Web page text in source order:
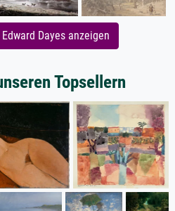
Dayes anzeigen
Topsellern